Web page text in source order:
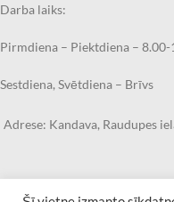
Darba laiks:
Pirmdiena – Piektdiena – 8.00-
Sestdiena, Svētdiena – Brīvs
Adrese: Kandava, Raudupes